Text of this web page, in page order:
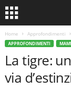
Home Approfondimenti
APPROFONDIMENTI
La tigre:
via